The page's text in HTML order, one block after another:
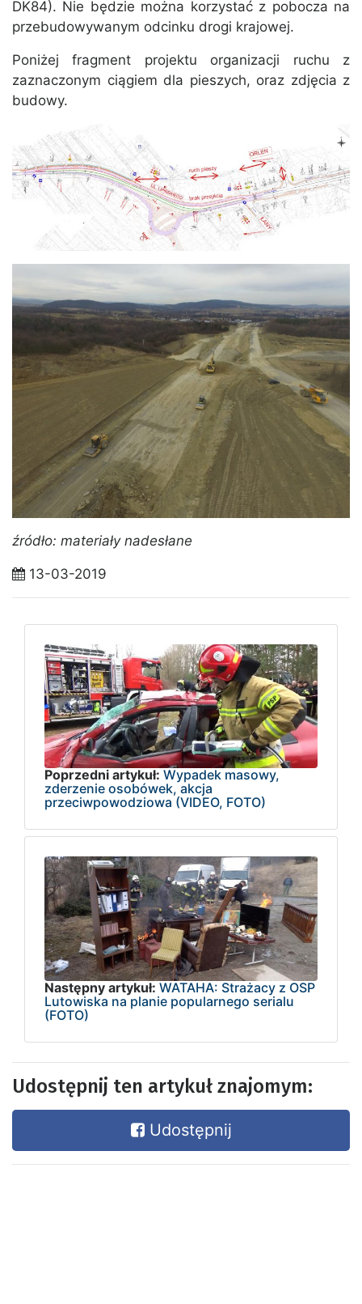
DK84). Nie będzie można korzystać z pobocza na
przebudowywanym odcinku drogi krajowej.
Poniżej fragment projektu organizacji ruchu z
zaznaczonym ciągiem dla pieszych, oraz zdjęcia z
budowy.
źródło: materiały nadesłane
13-03-2019
Poprzedni artykuł: Wypadek masowy,
zderzenie osobówek, akcja
przeciwpowodziowa (VIDEO, FOTO)
Następny artykuł: WATAHA: Strażacy z OSP
Lutowiska na planie popularnego serialu
(FOTO)
Udostępnij ten artykuł znajomym:
Udostępnij